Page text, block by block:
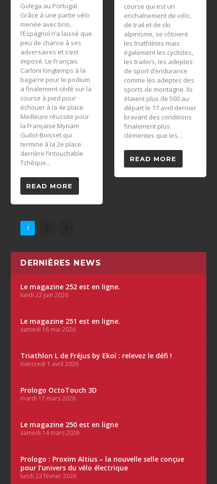
Golega au Portugal.
Grâce à une partie vélo
menée avec brio,
l’Espagnol n’a laissé que
peu de chance à ses
adversaires et s’est
imposé. Le Français
Carloni longtemps à la
bagarre pour le podium
a finalement cédé sur la
course à pied pour
échouer à la 4e place.
Meilleure réussite pour
la Française Myriam
Guilot-Boisset qui
termine à la 2e place
derrière l’intouchable
Tchèque...
READ MORE
course qui est un
enchaînement de vélo,
de trail et de ski
alpinisme, se côtoient
les triathlètes mais
également les cyclistes,
les trailers, les adeptes
de sport d’endurance
comme les adeptes des
sports de montagne. Ils
étaient plus de 500 au
départ le 17 avril dernier
bravant des conditions
finalement plus
clémentes que les...
READ MORE
1 2
DERNIÈRES NEWS
Le magazine 252 est en ligne.
lundi 22 juin 2026
Le magazine 251 est en ligne.
samedi 16 mai 2026
Triathlon L de Fréjus by Ekoï : relevez le défi !
mercredi 1 avril 2026
Prologo OctoTouch 3D
mardi 17 mars 2026
Le magazine 250 est en ligne
samedi 14 mars 2026
Prologo : Proxim Altius – la nouvelle selle conçue
pour l’univers du vélo électrique
lundi 23 février 2026